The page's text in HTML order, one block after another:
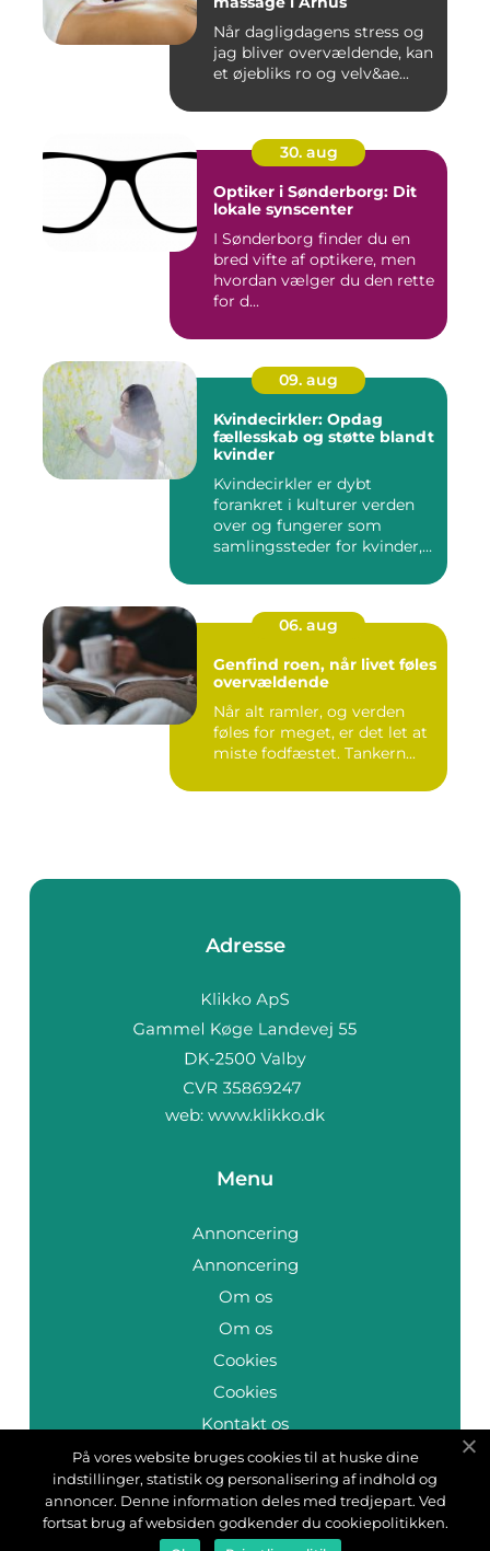
Når dagligdagens stress og
jag bliver overvældende, kan
et øjebliks ro og velv&ae...
30. aug
Optiker i Sønderborg: Dit
lokale synscenter
I Sønderborg finder du en
bred vifte af optikere, men
hvordan vælger du den rette
for d...
09. aug
Kvindecirkler: Opdag
fællesskab og støtte blandt
kvinder
Kvindecirkler er dybt
forankret i kulturer verden
over og fungerer som
samlingssteder for kvinder,
06. aug
Genfind roen, når livet føles
overvældende
Når alt ramler, og verden
føles for meget, er det let at
miste fodfæstet. Tankern...
Adresse
web: www.klikko.dk
Menu
Annoncering
Annoncering
Om os
Om os
Cookies
Cookies
Kontakt os
Kontakt os
Sitemap
Sitemap
På vores website bruges cookies til at huske dine
indstillinger, statistik og personalisering af indhold og
annoncer. Denne information deles med tredjepart. Ved
fortsat brug af websiden godkender du cookiepolitikken.